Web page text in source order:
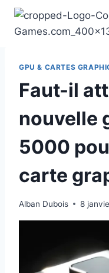
Aller
contenu
GPU & CARTES
Faut-il
nouvelle
5000
carte
Alban Dubois 8